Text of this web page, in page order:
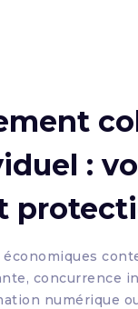
:
économiques
concurrence
numérique